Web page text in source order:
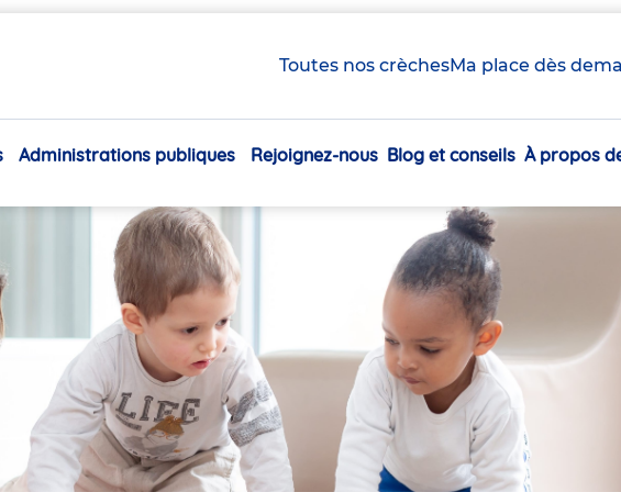
Toutes nos crèchesMa place dès
Navigation
Administrations publiques Rejoignez-nous Blog et conseils À propos